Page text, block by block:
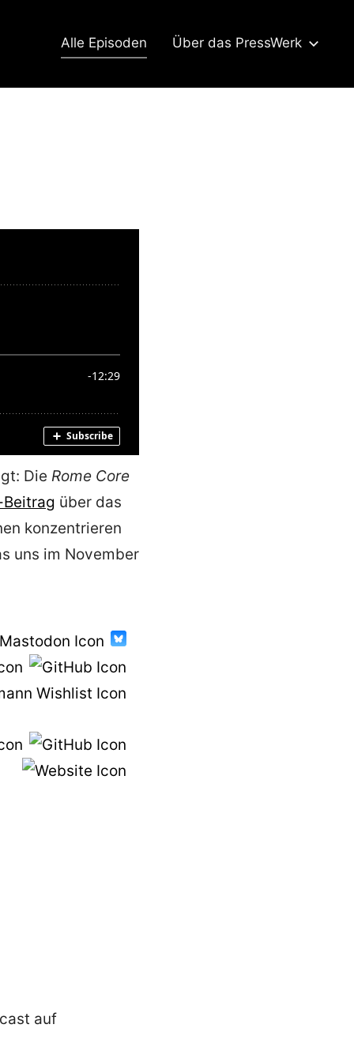
Alle Episoden Über das PressWerk
Die Rome Core
über das
konzentrieren
uns im November
auf